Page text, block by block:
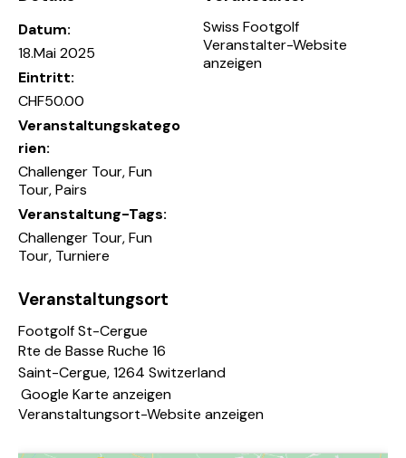
Datum:
18.Mai 2025
Eintritt:
CHF50.00
Veranstaltungskatego
rien:
Challenger Tour,Fun
Tour,Pairs
Veranstaltung-Tags:
Challenger Tour,Fun
Tour, Turniere
Swiss Footgolf
Veranstalter-Website
anzeigen
Veranstaltungsort
Footgolf St-Cergue
Rte de Basse Ruche 16
Saint-Cergue,1264 Switzerland
Google Karte anzeigen
Veranstaltungsort-Website anzeigen